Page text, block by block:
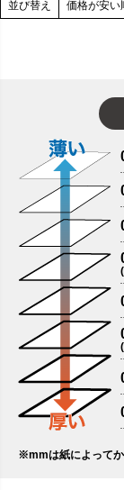
並び替え 価格が安い
※mmは紙によってか